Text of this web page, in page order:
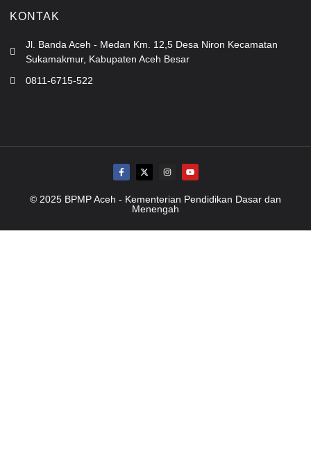
KONTAK
Jl. Banda Aceh - Medan Km. 12,5 Desa Niron Kecamatan
Sukamakmur, Kabupaten Aceh Besar
0811-6715-522
© 2025 BPMP Aceh - Kementerian Pendidikan Dasar dan
Menengah